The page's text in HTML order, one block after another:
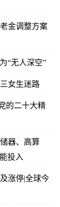
金调整方案
“无人深空”
女生迷路
的二十大精
器、高算
投入
涨停|全球今